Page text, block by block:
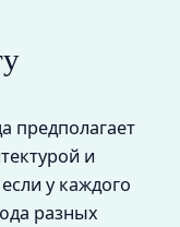
предполагает
и
у каждого
разных